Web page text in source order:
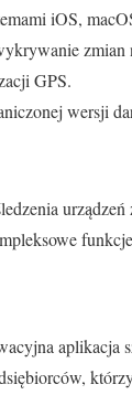
iOS,
zmian
GPS.
wersji
aplikacja